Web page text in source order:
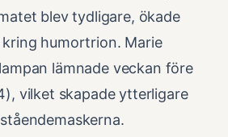
blev tydligare, ökade
humortrion. Marie
lämnade veckan före
vilket skapade ytterligare